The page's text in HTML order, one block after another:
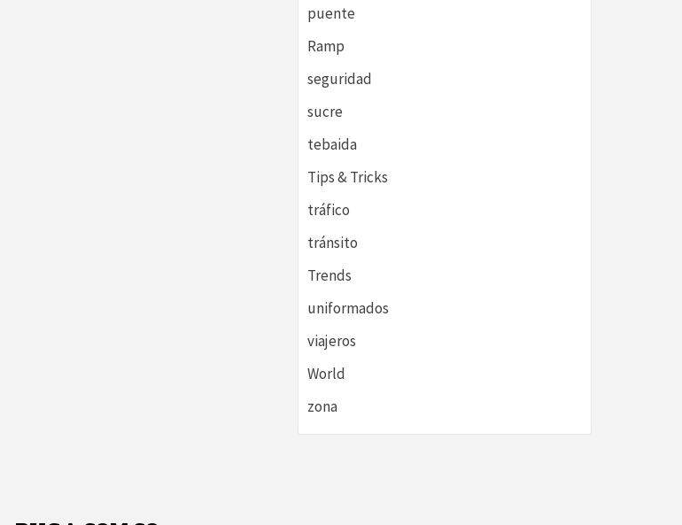
puente
Ramp
seguridad
sucre
tebaida
Tips & Tricks
tráfico
tránsito
Trends
uniformados
viajeros
World
zona